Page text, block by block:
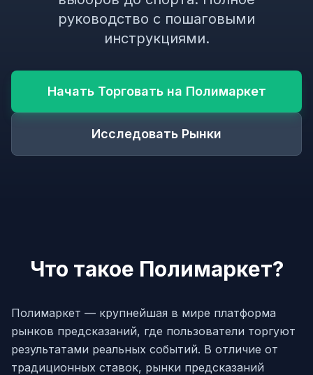
руководство с пошаговыми
инструкциями.
Начать Торговать на Полимаркет
Исследовать Рынки
Что такое Полимаркет?
Полимаркет — крупнейшая в мире платформа
рынков предсказаний, где пользователи торгуют
результатами реальных событий. В отличие от
традиционных ставок, рынки предсказаний